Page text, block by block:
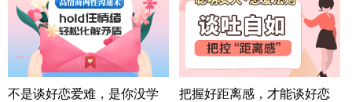
北京-朝阳 151****3189
22分钟前
微信用户 巧?媚儿 通过此页面咨询，已获得专属情感
方案
上海-浦东 177****9074
56分钟前
微信用户 Liberty 通过此页面咨询，已获得专属情感
方案
不是谈好恋爱难，是你没学
把握好距离感，才能谈好恋